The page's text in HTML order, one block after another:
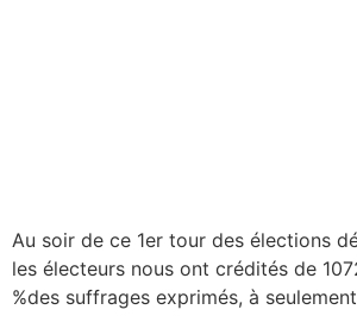
Au soir de ce 1er tour des élections
les électeurs nous ont crédités de
%des suffrages exprimés, à